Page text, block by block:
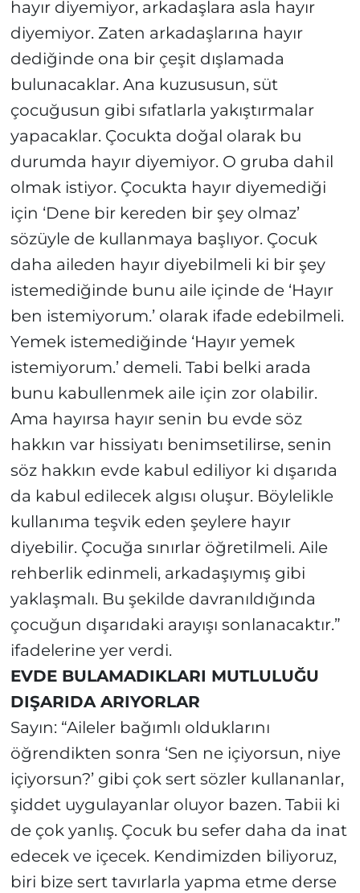
hayır diyemiyor, arkadaşlara asla hayır
diyemiyor. Zaten arkadaşlarına hayır
dediğinde ona bir çeşit dışlamada
bulunacaklar. Ana kuzususun, süt
çocuğusun gibi sıfatlarla yakıştırmalar
yapacaklar. Çocukta doğal olarak bu
durumda hayır diyemiyor. O gruba dahil
olmak istiyor. Çocukta hayır diyemediği
için ‘Dene bir kereden bir şey olmaz’
sözüyle de kullanmaya başlıyor. Çocuk
daha aileden hayır diyebilmeli ki bir şey
istemediğinde bunu aile içinde de ‘Hayır
ben istemiyorum.’ olarak ifade edebilmeli.
Yemek istemediğinde ‘Hayır yemek
istemiyorum.’ demeli. Tabi belki arada
bunu kabullenmek aile için zor olabilir.
Ama hayırsa hayır senin bu evde söz
hakkın var hissiyatı benimsetilirse, senin
söz hakkın evde kabul ediliyor ki dışarıda
da kabul edilecek algısı oluşur. Böylelikle
kullanıma teşvik eden şeylere hayır
diyebilir. Çocuğa sınırlar öğretilmeli. Aile
rehberlik edinmeli, arkadaşıymış gibi
yaklaşmalı. Bu şekilde davranıldığında
çocuğun dışarıdaki arayışı sonlanacaktır.”
ifadelerine yer verdi.
EVDE BULAMADIKLARI MUTLULUĞU
DIŞARIDA ARIYORLAR
Sayın: “Aileler bağımlı olduklarını
öğrendikten sonra ‘Sen ne içiyorsun, niye
içiyorsun?’ gibi çok sert sözler kullananlar,
şiddet uygulayanlar oluyor bazen. Tabii ki
de çok yanlış. Çocuk bu sefer daha da inat
edecek ve içecek. Kendimizden biliyoruz,
biri bize sert tavırlarla yapma etme derse